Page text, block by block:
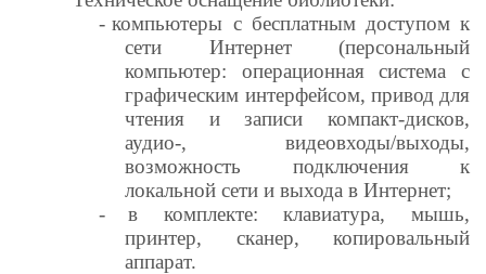
- компьютеры с бесплатным доступом к
сети Интернет (персональный
компьютер: операционная система с
графическим интерфейсом, привод для
чтения и записи компакт-дисков,
аудио-, видеовходы/выходы,
возможность подключения к
локальной сети и выхода в Интернет;
-
в комплекте: клавиатура, мышь,
принтер, сканер, копировальный
аппарат.